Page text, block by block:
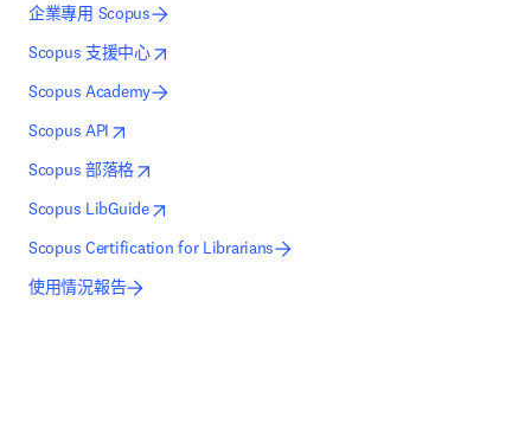
企業專用 Scopus
Scopus 支援中心打開新的分頁／視窗
opens in new tab/window
Scopus Academy
Scopus API 打開新的分頁／視窗
opens in new tab/window
Scopus 部落格打開新的分頁／視窗
opens in new tab/window
Scopus LibGuide打開新的分頁／視窗
opens in new tab/window
Scopus Certification for Librarians
使用情況報告